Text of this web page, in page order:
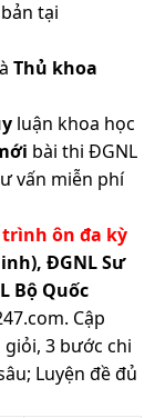
tại
Thủ khoa
luận khoa học
bài thi ĐGNL
vấn miễn phí
trình ôn đa kỳ
ĐGNL Sư
Bộ Quốc
Cập
giỏi, 3 bước chi
Luyện đề đủ